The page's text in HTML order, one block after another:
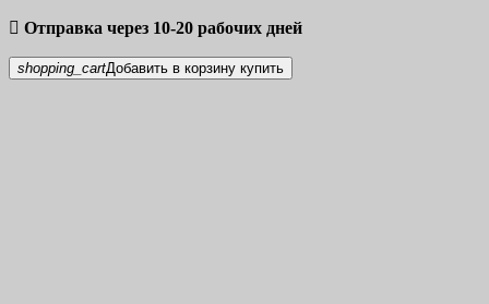
 Отправка через 10-20 рабочих дней
shopping_cartДобавить в корзину купить